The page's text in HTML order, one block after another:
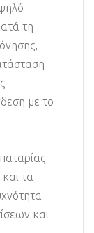
τη
με το
και τα
και